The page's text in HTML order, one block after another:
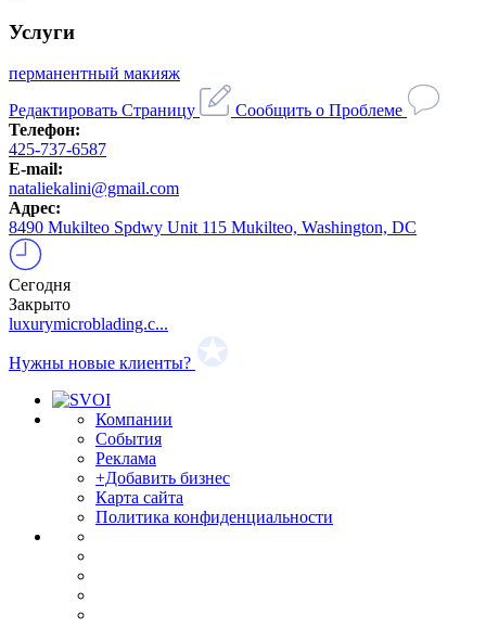
Услуги
перманентный макияж
Редактировать Страницу
Сообщить о Проблеме
Телефон:
425-737-6587
E-mail:
nataliekalini@gmail.com
Адрес:
8490 Mukilteo Spdwy Unit 115 Mukilteo, Washington, DC
Сегодня
Закрыто
luxurymicroblading.c...
Нужны новые клиенты?
Компании
События
Реклама
+Добавить бизнес
Карта сайта
Политика конфиденциальности